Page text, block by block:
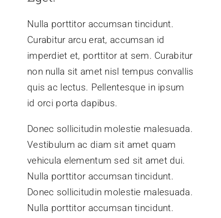
Nulla porttitor accumsan tincidunt.
Curabitur arcu erat, accumsan id
imperdiet et, porttitor at sem. Curabitur
non nulla sit amet nisl tempus convallis
quis ac lectus. Pellentesque in ipsum
id orci porta dapibus.
Donec sollicitudin molestie malesuada.
Vestibulum ac diam sit amet quam
vehicula elementum sed sit amet dui.
Nulla porttitor accumsan tincidunt.
Donec sollicitudin molestie malesuada.
Nulla porttitor accumsan tincidunt.